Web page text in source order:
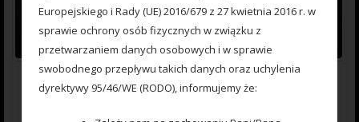
Europejskiego i Rady (UE) 2016/679 z 27 kwietnia 2016 r. w
sprawie ochrony osób fizycznych w związku z
przetwarzaniem danych osobowych i w sprawie
swobodnego przepływu takich danych oraz uchylenia
dyrektywy 95/46/WE (RODO), informujemy że: